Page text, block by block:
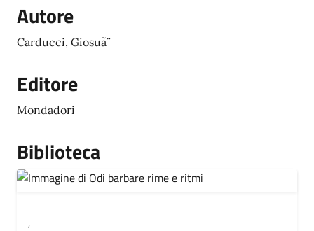
Autore
Carducci, Giosuã¨
Editore
Mondadori
Biblioteca
,